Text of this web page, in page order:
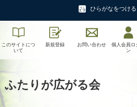
ひらがなをつける
このサイトにつ
いて
新規登録 お問い合わせ
個人会員ロ
ン
ふたりが広がる会